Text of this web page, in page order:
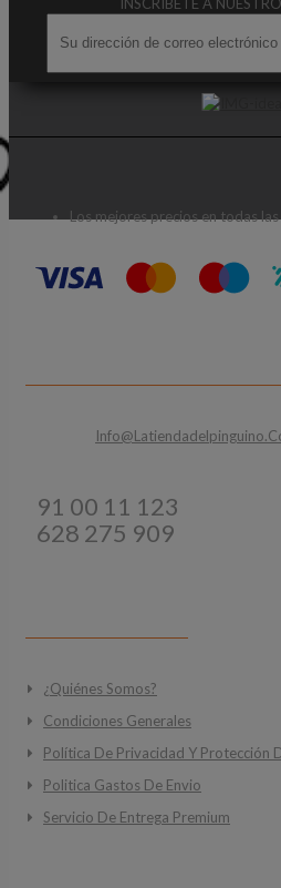
Los mejores precios en todas
91 00 11 123
628 275 909
¿Quiénes Somos?
Condiciones Generales
Política De Privacidad Y Protección
Politica Gastos De Envio
Servicio De Entrega Premium